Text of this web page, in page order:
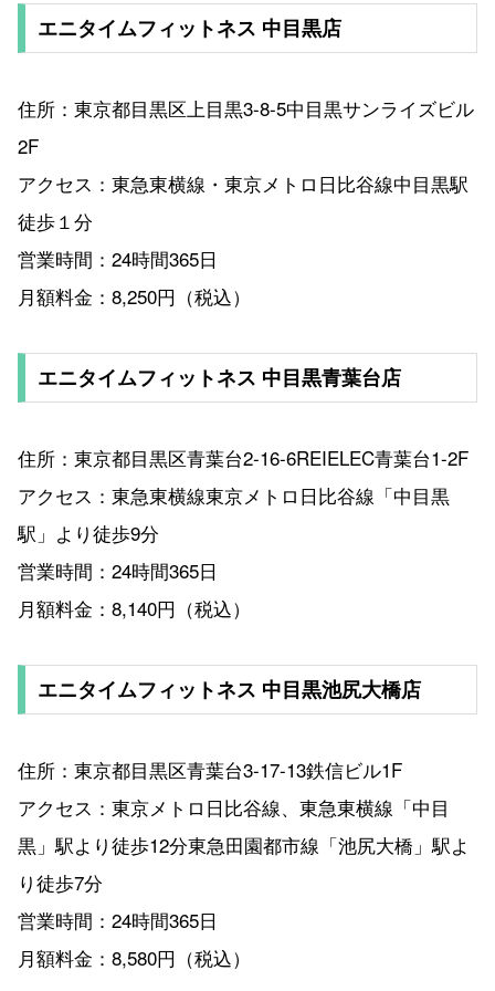
エニタイムフィットネス 中目黒店
住所：東京都目黒区上目黒3-8-5中目黒サンライズビル
2F
アクセス：東急東横線・東京メトロ日比谷線中目黒駅
徒歩１分
営業時間：24時間365日
月額料金：8,250円（税込）
エニタイムフィットネス 中目黒青葉台店
住所：東京都目黒区青葉台2-16-6REIELEC青葉台1-2F
アクセス：東急東横線東京メトロ日比谷線「中目黒
駅」より徒歩9分
営業時間：24時間365日
月額料金：8,140円（税込）
エニタイムフィットネス 中目黒池尻大橋店
住所：東京都目黒区青葉台3-17-13鉄信ビル1F
アクセス：東京メトロ日比谷線、東急東横線「中目
黒」駅より徒歩12分東急田園都市線「池尻大橋」駅よ
り徒歩7分
営業時間：24時間365日
月額料金：8,580円（税込）